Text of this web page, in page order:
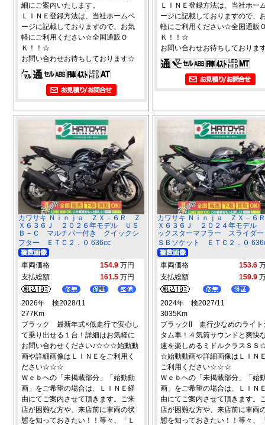
細にご案内いたします。
ＬＩＮＥ登録方法は、当社ホームペ
ージに記載しておりますので、お気
軽にご利用ください☆全国通販Ｏ
Ｋ！！☆
お問い合わせお待ちしております☆
ＬＩＮＥ登録方法は、当社ホー
ージに記載しておりますので、
軽にご利用ください☆全国通販
Ｋ！！☆
お問い合わせお待ちしておりま
カワサキ Ｎｉｎｊａ ＺＸ－６Ｒ Ｚ
Ｘ６３６Ｊ ２０２６年モデル ＵＳ
Ｂ－Ｃ マルチバー付き クイックシ
フター ＥＴＣ２．０ 636cc
車両価格 154.9 万円
支払総額
161.5 万円
2026年 検2028/11
277Km
ブラック 最新年式×低走行で安心し
て乗り出せる１台！詳細はお気軽に
お問い合わせください♪☆☆☆始動動
画や詳細画像はＬＩＮＥをご利用く
ださい☆☆☆
Ｗｅｂへの「未掲載部分」「始動動
画」をご希望の場合は、ＬＩＮＥ経
由にてご案内させて頂きます。ご来
店が困難な方や、来店前に車両の状
態を知っておきたい！！等々、「Ｌ
カワサキ Ｎｉｎｊａ ＺＸ－６
Ｘ６３６Ｊ ２０２４年モデル
ックスターマフラー スライダ
ＳＢソケット ＥＴＣ２．０
車両価格 153.6
支払総額
159.9
2024年 検2027/11
3035Km
ブラックII 走行少なめのライト
タム車！４気筒サウンドと爽快
速を楽しめるミドルクラスＳ
☆始動動画や詳細画像はＬＩＮ
ご利用ください☆☆☆
Ｗｅｂへの「未掲載部分」「始
画」をご希望の場合は、ＬＩＮ
由にてご案内させて頂きます。
店が困難な方や、来店前に車両
態を知っておきたい！！等々、